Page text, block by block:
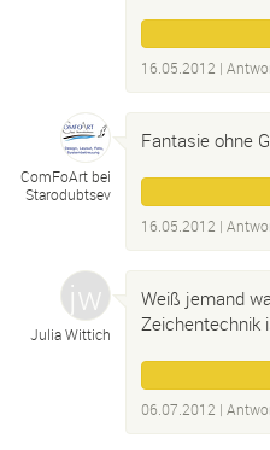
16.05.2012 |
ComFoArt bei
Starodubtsev
Fantasie ohne
16.05.2012 |
Julia Wittich
Weiß jemand
Zeichentechnik
06.07.2012 |